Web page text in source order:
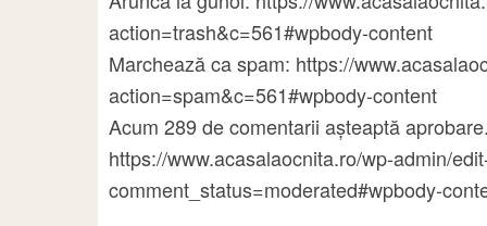
action=trash&c=561#wpbody-content
Marchează ca spam: https://
action=spam&c=561#wpbody-content
Acum 289 de comentarii așteaptă
https://www.acasalaocnita.ro/wp-admin/
comment_status=moderated#wpbody-